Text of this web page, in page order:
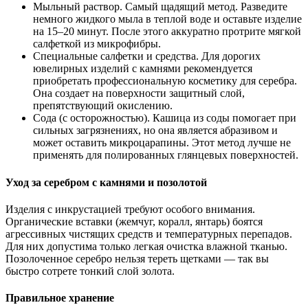
Мыльный раствор. Самый щадящий метод. Разведите
немного жидкого мыла в теплой воде и оставьте изделие
на 15–20 минут. После этого аккуратно протрите мягкой
салфеткой из микрофибры.
Специальные салфетки и средства. Для дорогих
ювелирных изделий с камнями рекомендуется
приобретать профессиональную косметику для серебра.
Она создает на поверхности защитный слой,
препятствующий окислению.
Сода (с осторожностью). Кашица из соды помогает при
сильных загрязнениях, но она является абразивом и
может оставить микроцарапины. Этот метод лучше не
применять для полированных глянцевых поверхностей.
Уход за серебром с камнями и позолотой
Изделия с инкрустацией требуют особого внимания.
Органические вставки (жемчуг, коралл, янтарь) боятся
агрессивных чистящих средств и температурных перепадов.
Для них допустима только легкая очистка влажной тканью.
Позолоченное серебро нельзя тереть щетками — так вы
быстро сотрете тонкий слой золота.
Правильное хранение